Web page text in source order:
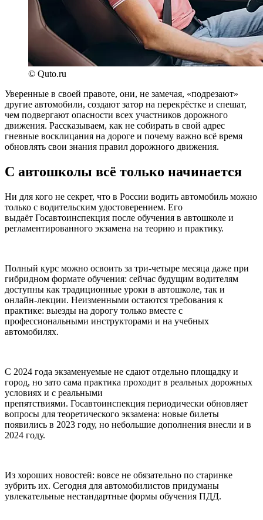
© Quto.ru
Уверенные в своей правоте, они, не замечая, «подрезают»
другие автомобили, создают затор на перекрёстке и спешат,
чем подвергают опасности всех участников дорожного
движения. Рассказываем, как не собирать в свой адрес
гневные восклицания на дороге и почему важно всё время
обновлять свои знания правил дорожного движения.
С автошколы всё только начинается
Ни для кого не секрет, что в России водить автомобиль можно
только с водительским удостоверением. Его
выдаёт Госавтоинспекция после обучения в автошколе и
регламентированного экзамена на теорию и практику.
Полный курс можно освоить за три-четыре месяца даже при
гибридном формате обучения: сейчас будущим водителям
доступны как традиционные уроки в автошколе, так и
онлайн-лекции. Неизменными остаются требования к
практике: выезды на дорогу только вместе с
профессиональными инструкторами и на учебных
автомобилях.
С 2024 года экзаменуемые не сдают отдельно площадку и
город, но зато сама практика проходит в реальных дорожных
условиях и с реальными
препятствиями. Госавтоинспекция периодически обновляет
вопросы для теоретического экзамена: новые билеты
появились в 2023 году, но небольшие дополнения внесли и в
2024 году.
Из хороших новостей: вовсе не обязательно по старинке
зубрить их. Сегодня для автомобилистов придуманы
увлекательные нестандартные формы обучения ПДД.